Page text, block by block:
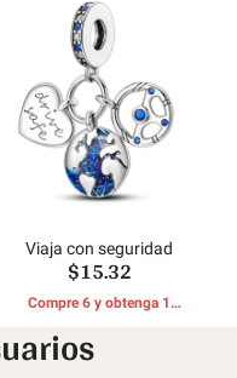
Viaja con seguridad
$15.32
Compre 6 y obtenga 1